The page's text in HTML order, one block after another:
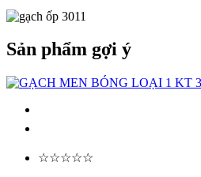
Sản phẩm gợi ý
☆☆☆☆☆